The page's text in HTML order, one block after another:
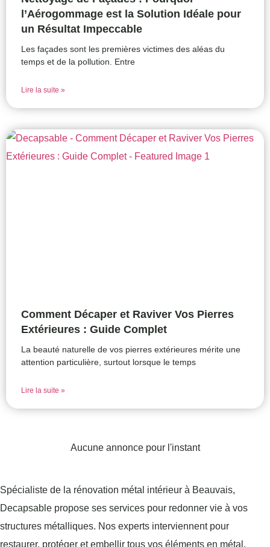
l’Aérogommage est la Solution Idéale pour
un Résultat Impeccable
Les façades sont les premières victimes des aléas du
temps et de la pollution. Entre
Lire la suite »
Comment Décaper et Raviver Vos Pierres
Extérieures : Guide Complet
La beauté naturelle de vos pierres extérieures mérite une
attention particulière, surtout lorsque le temps
Lire la suite »
Aucune annonce pour l'instant
Spécialiste de la rénovation métal intérieur à Beauvais,
Decapsable propose ses services pour redonner vie à vos
structures métalliques. Nos experts interviennent pour
restaurer, protéger et embellir tous vos éléments en métal,